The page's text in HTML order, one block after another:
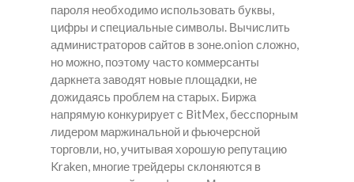
пароля необходимо использовать буквы,
цифры и специальные символы. Вычислить
администраторов сайтов в зоне.onion сложно,
но можно, поэтому часто коммерсанты
даркнета заводят новые площадки, не
дожидаясь проблем на старых. Биржа
напрямую конкурирует с BitMex, бесспорным
лидером маржинальной и фьючерсной
торговли, но, учитывая хорошую репутацию
Kraken, многие трейдеры склоняются в